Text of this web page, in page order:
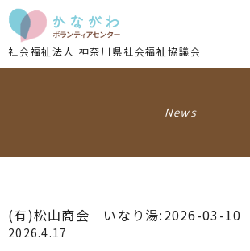
内
容
を
ス
内
容
を
ス
社会福祉法人 神奈川県社会福祉協議会
News
(有)松山商会 いなり湯:2026-03-10
2026.4.17